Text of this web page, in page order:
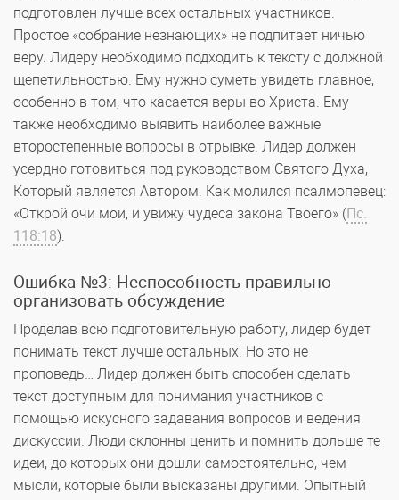
подготовлен лучше всех остальных участников.
Простое «собрание незнающих» не подпитает ничью
веру. Лидеру необходимо подходить к тексту с должной
щепетильностью. Ему нужно суметь увидеть главное,
особенно в том, что касается веры во Христа. Ему
также необходимо выявить наиболее важные
второстепенные вопросы в отрывке. Лидер должен
усердно готовиться под руководством Святого Духа,
Который является Автором. Как молился псалмопевец:
«Открой очи мои, и увижу чудеса закона Твоего» (Пс.
118:18).
Ошибка №3: Неспособность правильно
организовать обсуждение
Проделав всю подготовительную работу, лидер будет
понимать текст лучше остальных. Но это не
проповедь… Лидер должен быть способен сделать
текст доступным для понимания участников с
помощью искусного задавания вопросов и ведения
дискуссии. Люди склонны ценить и помнить дольше те
идеи, до которых они дошли самостоятельно, чем
мысли, которые были высказаны другими. Опытный